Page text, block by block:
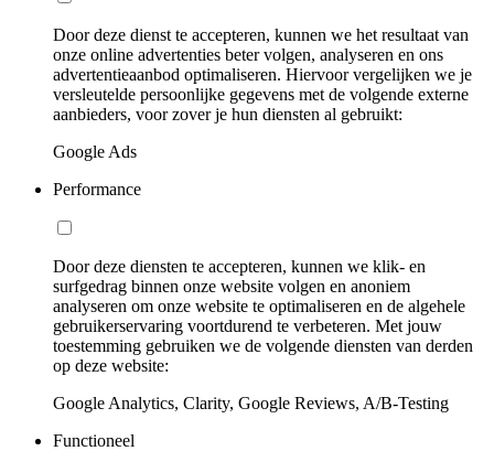
Door deze dienst te accepteren, kunnen we het resultaat van
onze online advertenties beter volgen, analyseren en ons
advertentieaanbod optimaliseren. Hiervoor vergelijken we je
versleutelde persoonlijke gegevens met de volgende externe
aanbieders, voor zover je hun diensten al gebruikt:
Google Ads
Performance
Door deze diensten te accepteren, kunnen we klik- en
surfgedrag binnen onze website volgen en anoniem
analyseren om onze website te optimaliseren en de algehele
gebruikerservaring voortdurend te verbeteren. Met jouw
toestemming gebruiken we de volgende diensten van derden
op deze website:
Google Analytics, Clarity, Google Reviews, A/B-Testing
Functioneel